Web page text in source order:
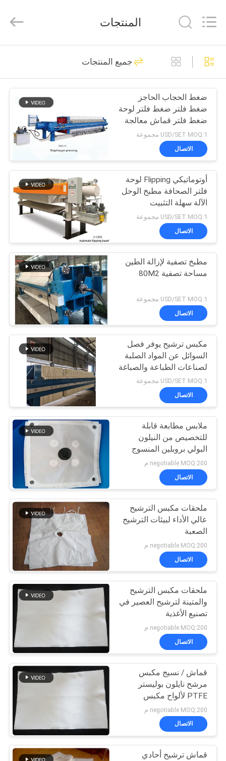
الصفحة
الرئيسية
منتجات
معلومات
جولة
المعمل
مراقبة
الجودة
اتصل
اطلب
اقتباس
خريطة
الموقع
PRIVACY
POLICY
Technology
Rights
قماش تصفية الغبار
48
قماش الألياف
الزجاجية
23
قماش مرشح ميكرون
57
تصفية اكسسوارات
الصحافة
13
كيس الفلتر الصناعي
92
شبكة مرشح ميكرون
44
كيس مرشح قفص
21
المنتجات
جميع المنتجات
ضغط الحجاب الحاجز
ضغط فلتر ضغط فلتر لوحة
ضغط فلتر قماش معالجة
مياه الصرف الصحي
USD/SET MOQ:1 مجموعة
الاتصال
أوتوماتيكي Flipping لوحة
فلتر الصحافة مطبخ الوحل
الآلة سهلة التثبيت
USD/SET MOQ:1 مجموعة
الاتصال
مطبخ تصفية لإزالة الطين
مساحة تصفية 80M2
USD/SET MOQ:1 مجموعة
الاتصال
مكبس ترشيح يوفر فصل
السوائل عن المواد الصلبة
لصناعات الطباعة والصباغة
والمسالخ وتجهيز الأغذية
متر مربع
USD/SET MOQ:1 مجموعة
الاتصال
ملابس مطابعة قابلة
للتخصيص من النيلون
البولي بروبلين المنسوج
المستخدمة في إزالة الماء
من الوحل
negotiable MOQ:200 م
الاتصال
ملحقات مكبس الترشيح
عالي الأداء لبيئات الترشيح
الصعبة
negotiable MOQ:200 م
الاتصال
ملحقات مكبس الترشيح
والمتينة لترشيح العصير في
تصنيع الأغذية
negotiable MOQ:200 م
الاتصال
قماش / نسيج مكبس
مرشح نايلون بوليستر
PTFE لألواح مكبس
المرشح
negotiable MOQ:200 م
الاتصال
قماش ترشيح أحادي